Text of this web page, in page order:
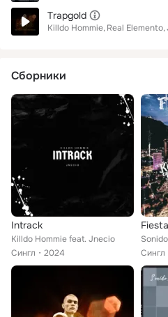
Trapgold
Killdo Hommie Real Elemento
Сборники
Intrack
Killdo Hommie feat. Jnecio
Сингл
2024
Сингл